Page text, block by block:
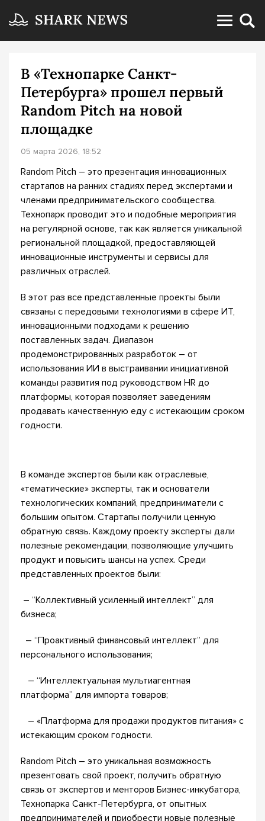
В «Технопарке Санкт-
Петербурга» прошел первый
Random Pitch на новой
площадке
05 марта 2026, 18:52
Random Pitch – это презентация инновационных
стартапов на ранних стадиях перед экспертами и
членами предпринимательского сообщества.
Технопарк проводит это и подобные мероприятия
на регулярной основе, так как является уникальной
региональной площадкой, предоставляющей
инновационные инструменты и сервисы для
различных отраслей.
В этот раз все представленные проекты были
связаны с передовыми технологиями в сфере ИT,
инновационными подходами к решению
поставленных задач. Диапазон
продемонстрированных разработок – от
использования ИИ в выстраивании инициативной
команды развития под руководством HR до
платформы, которая позволяет заведениям
продавать качественную еду с истекающим сроком
годности.
В команде экспертов были как отраслевые,
«тематические» эксперты, так и основатели
технологических компаний, предприниматели с
большим опытом. Стартапы получили ценную
обратную связь. Каждому проекту эксперты дали
полезные рекомендации, позволяющие улучшить
продукт и повысить шансы на успех. Среди
представленных проектов были:
– “Коллективный усиленный интеллект” для
бизнеса;
– “Проактивный финансовый интеллект” для
персонального использования;
– “Интеллектуальная мультиагентная
платформа” для импорта товаров;
– «Платформа для продажи продуктов питания» с
истекающим сроком годности.
Random Pitch – это уникальная возможность
презентовать свой проект, получить обратную
связь от экспертов и менторов Бизнес-инкубатора,
Технопарка Санкт-Петербурга, от опытных
предпринимателей и приобрести новые полезные